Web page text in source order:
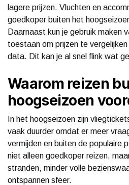
lagere prijzen. Vluchten en
goedkoper buiten het
Daarnaast kun je gebruik maken
toestaan om prijzen te
data. Dit kan je al snel flink wat
Waarom reizen
hoogseizoen
In het hoogseizoen zijn
vaak duurder omdat er meer
vermijden en buiten de populaire
niet alleen goedkoper reizen,
stranden, minder volle
ontspannen sfeer.